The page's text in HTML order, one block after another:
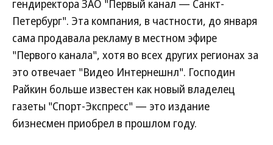
гендиректора ЗАО "Первый канал — Санкт-
Петербург". Эта компания, в частности, до января
сама продавала рекламу в местном эфире
"Первого канала", хотя во всех других регионах за
это отвечает "Видео Интернешнл". Господин
Райкин больше известен как новый владелец
газеты "Спорт-Экспресс" — это издание
бизнесмен приобрел в прошлом году.